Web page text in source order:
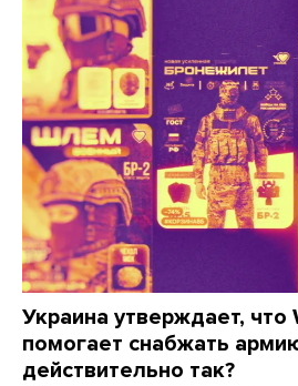
Украина утверждает, что
помогает снабжать
действительно так?